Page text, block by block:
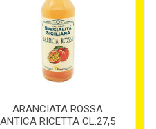
ARANCIATA ROSSA
ANTICA RICETTA CL.27,5